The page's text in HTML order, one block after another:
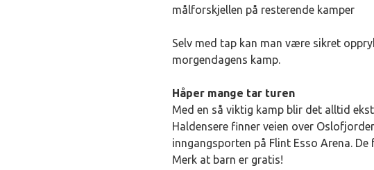
målforskjellen på resterende kamper
Selv med tap kan man være sikret
morgendagens kamp.
Håper mange tar turen
Med en så viktig kamp blir det alltid
Haldensere finner veien over
inngangsporten på Flint Esso Arena.
Merk at barn er gratis!